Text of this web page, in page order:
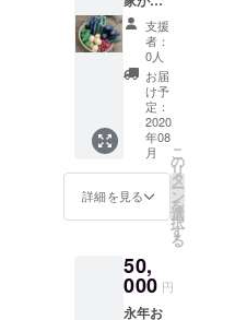
感謝の
意を込
めてお
礼のお
手紙も
そえさ
せて頂
きます
ので ご
住所の
記載を
す。
る秋田
県能代
で採れ
た 新鮮
なお野
菜の詰
め合わ
せセッ
トをお
送り致
しま
す。 合
計約３
詰め合
わせ内
容は届
いてか
支援
者：
0人
お届
け予
定：
2020
年08
月
詳細を見る
こ
の
リ
タ
ー
ン
を
選
択
す
る
50,
000 円
永年お